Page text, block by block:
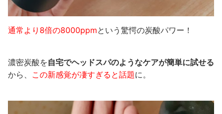
通常より 8倍の8000ppmという驚愕の炭酸パワー！
濃密炭酸を自宅でヘッドスパのようなケアが簡単に試せる
から、 この新感覚が凄すぎると話題に。